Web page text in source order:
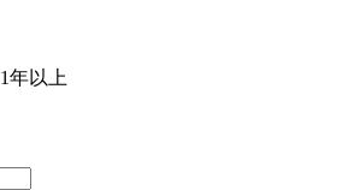
1年以上